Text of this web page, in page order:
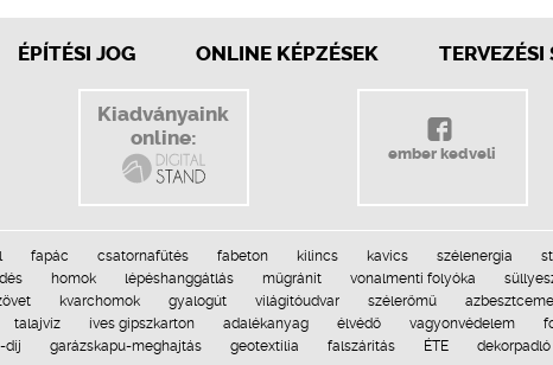
ÉPÍTÉSI JOG ONLINE KÉPZÉSEK TERVEZÉSI
Kiadványaink
online:
ember kedveli
fapác csatornafűtés fabeton kilincs kavics szélenergia
homok lépéshanggátlás műgránit vonalmenti folyóka
kvarchomok gyalogút világítóudvar szélerőmű
talajvíz íves gipszkarton adalékanyag élvédő vagyonvédelem
díj garázskapu-meghajtás geotextília falszárítás ÉTE dekorpadló